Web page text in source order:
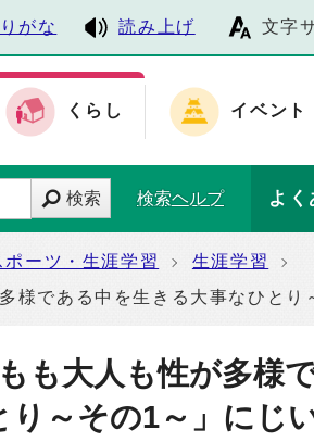
がな 読み上げ 文字
くらし イベント
検索 検索ヘルプ よく
ポーツ・生涯学習
生涯学習
様である中を生きる大事なひと
も大人も性が多様
り～その1～」にじ